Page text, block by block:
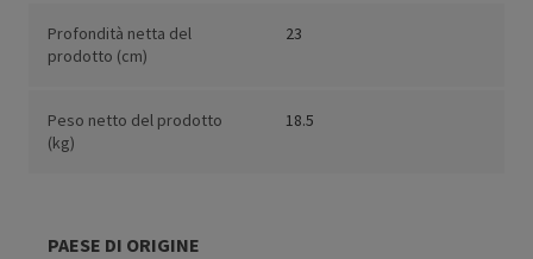
Profondità netta del
prodotto (cm)
23
Peso netto del prodotto
(kg)
18.5
PAESE DI ORIGINE